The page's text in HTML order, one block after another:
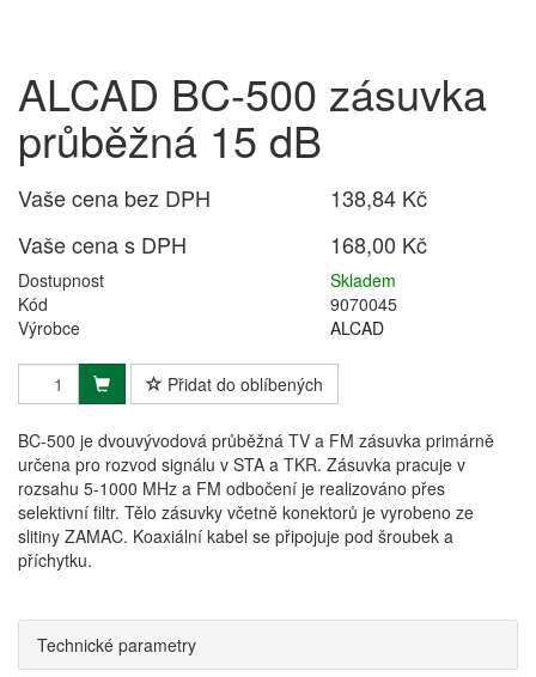
ALCAD BC-500 zásuvka
průběžná 15 dB
Vaše cena bez DPH
138,84 Kč
Vaše cena s DPH
168,00 Kč
Dostupnost
Skladem
Kód
9070045
Výrobce
ALCAD
Přidat do oblíbených
BC-500 je dvouvývodová průběžná TV a FM zásuvka primárně
určena pro rozvod signálu v STA a TKR. Zásuvka pracuje v
rozsahu 5-1000 MHz a FM odbočení je realizováno přes
selektivní filtr. Tělo zásuvky včetně konektorů je vyrobeno ze
slitiny ZAMAC. Koaxiální kabel se připojuje pod šroubek a
příchytku.
Technické parametry